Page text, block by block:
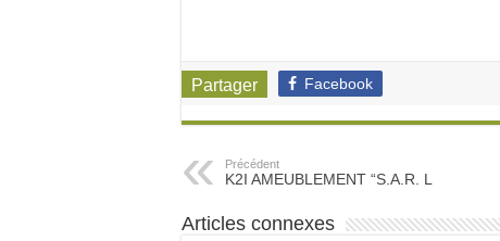
Partager Facebook
Précédent
K2I AMEUBLEMENT “S.A.R. L
Articles connexes